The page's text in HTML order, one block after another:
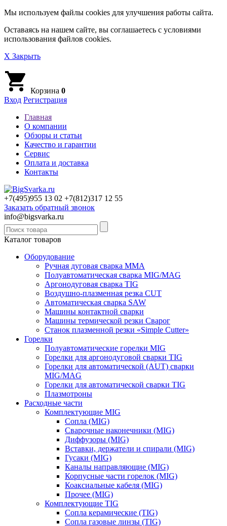
Мы используем файлы cookies для улучшения работы сайта.
Оставаясь на нашем сайте, вы соглашаетесь с условиями
использования файлов cookies.
X Закрыть
Корзина 0
Вход Регистрация
Главная
О компании
Обзоры и статьи
Качество и гарантии
Сервис
Оплата и доставка
Контакты
+7(495)955 13 02 +7(812)317 12 55
Заказать обратный звонок
info@bigsvarka.ru
Каталог товаров
Оборудование
Ручная дуговая сварка ММА
Полуавтоматическая сварка MIG/MAG
Аргонодуговая сварка TIG
Воздушно-плазменная резка CUT
Автоматическая сварка SAW
Машины контактной сварки
Машины термической резки Сварог
Станок плазменной резки «Simple Cutter»
Горелки
Полуавтоматические горелки MIG
Горелки для аргонодуговой сварки TIG
Горелки для автоматической (AUT) сварки
MIG/MAG
Горелки для автоматической сварки TIG
Плазмотроны
Расходные части
Комплектующие MIG
Сопла (MIG)
Сварочные наконечники (MIG)
Диффузоры (MIG)
Вставки, держатели и спирали (MIG)
Гусаки (MIG)
Каналы направляющие (MIG)
Корпусные части горелок (MIG)
Коаксиальные кабеля (MIG)
Прочее (MIG)
Комплектующие TIG
Сопла керамические (TIG)
Сопла газовые линзы (TIG)